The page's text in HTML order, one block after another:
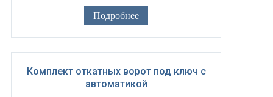
Подробнее
Комплект откатных ворот под ключ с
автоматикой